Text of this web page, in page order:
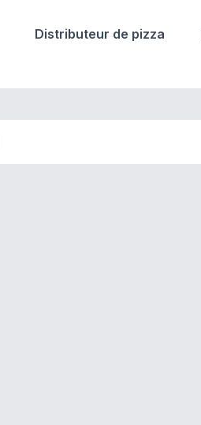
Distributeur de pizza